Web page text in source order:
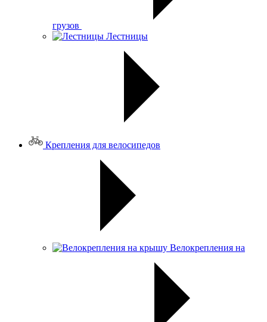
грузов
Лестницы
Крепления для велосипедов
Велокрепления на